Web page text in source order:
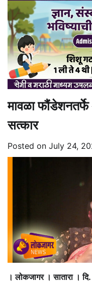
मावळा
सत्कार
Posted on July 24,
। लोकजागर । सातारा ।